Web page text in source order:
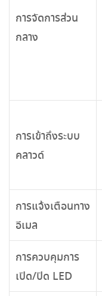
การจัดการส่วน
กลาง
การเข้าถึงระบบ
คลาวด์
การแจ้งเตือนทาง
อีเมล
การควบคุมการ
เปิด/ปิด LED